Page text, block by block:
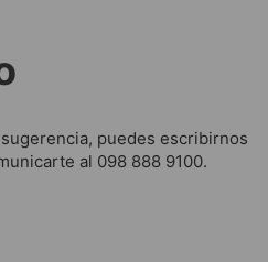
puedes escribirnos
al 098 888 9100.